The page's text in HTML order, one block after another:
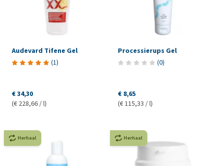
Audevard Tifene Gel
(1)
€ 34,30
(€ 228,66 / l)
Processierups Gel
(0)
€ 8,65
(€ 115,33 / l)
Herhaal Herhaal